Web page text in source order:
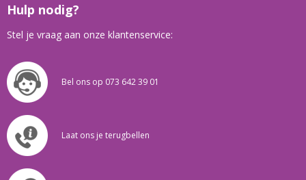
Hulp nodig?
Stel je vraag aan onze klantenservice:
Bel ons op 073 642 39 01
Laat ons je terugbellen